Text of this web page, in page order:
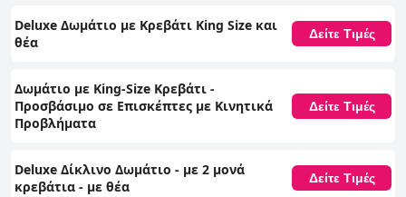
Deluxe Δωμάτιο με Κρεβάτι King Size και
θέα
Δείτε Τιμές
Δωμάτιο με King-Size Κρεβάτι -
Προσβάσιμο σε Επισκέπτες με Κινητικά
Προβλήματα
Δείτε Τιμές
Deluxe Δίκλινο Δωμάτιο - με 2 μονά
κρεβάτια - με θέα
Δείτε Τιμές